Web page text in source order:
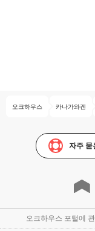
오크하우스 카나가와켄
자주 묻
오크하우스 포털에